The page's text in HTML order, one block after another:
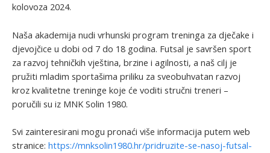
kolovoza 2024.
Naša akademija nudi vrhunski program treninga za dječake i
djevojčice u dobi od 7 do 18 godina. Futsal je savršen sport
za razvoj tehničkih vještina, brzine i agilnosti, a naš cilj je
pružiti mladim sportašima priliku za sveobuhvatan razvoj
kroz kvalitetne treninge koje će voditi stručni treneri –
poručili su iz MNK Solin 1980.
Svi zainteresirani mogu pronaći više informacija putem web
stranice: https://mnksolin1980.hr/pridruzite-se-nasoj-futsal-